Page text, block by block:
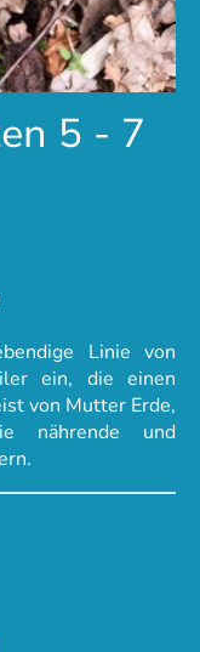
5 - 7
Linie von
ein, die einen
von Mutter Erde,
nährende und